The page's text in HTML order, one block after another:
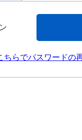
ちらでパスワードの